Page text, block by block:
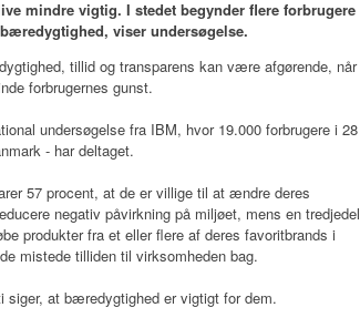
mindre vigtig. I stedet begynder flere forbrugere
viser undersøgelse.
tillid og transparens kan være afgørende, når
forbrugernes gunst.
undersøgelse fra IBM, hvor 19.000 forbrugere i 28
- har deltaget.
57 procent, at de er villige til at ændre deres
negativ påvirkning på miljøet, mens en tredjedel
produkter fra et eller flere af deres favoritbrands i
mistede tilliden til virksomheden bag.
at bæredygtighed er vigtigt for dem.